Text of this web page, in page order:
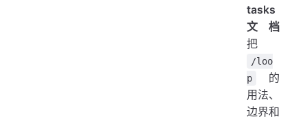
tasks
文档
把
/loo
p
的
用法、
边界和